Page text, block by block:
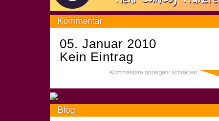
05. Januar 2010
Kein Eintrag